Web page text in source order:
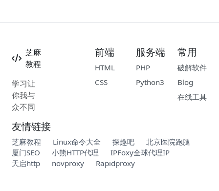
芝麻
教程
学习让
你我与
众不同
前端
HTML
CSS
服务端
PHP
Python3
常用
破解软件
Blog
在线工具
友情链接
芝麻教程 Linux命令大全 探趣吧
北京医院跑腿
厦门SEO
小熊HTTP代理
IPFoxy全球代理IP
天启http
novproxy Rapidproxy